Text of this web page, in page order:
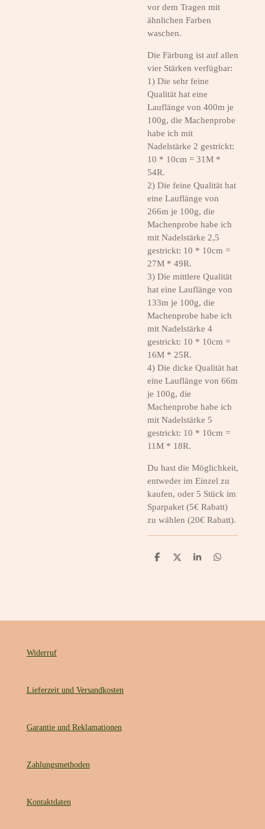
vor dem Tragen mit
ähnlichen Farben
waschen.
Die Färbung ist auf allen
vier Stärken verfügbar:
1) Die sehr feine
Qualität hat eine
Lauflänge von 400m je
100g, die Machenprobe
habe ich mit
Nadelstärke 2 gestrickt:
10 * 10cm = 31M *
54R.
2) Die feine Qualität hat
eine Lauflänge von
266m je 100g, die
Machenprobe habe ich
mit Nadelstärke 2,5
gestrickt: 10 * 10cm =
27M * 49R.
3) Die mittlere Qualität
hat eine Lauflänge von
133m je 100g, die
Machenprobe habe ich
mit Nadelstärke 4
gestrickt: 10 * 10cm =
16M * 25R.
4) Die dicke Qualität hat
eine Lauflänge von 66m
je 100g, die
Machenprobe habe ich
mit Nadelstärke 5
gestrickt: 10 * 10cm =
11M * 18R.
Du hast die Möglichkeit,
entweder im Einzel zu
kaufen, oder 5 Stück im
Sparpaket (5€ Rabatt)
zu wählen (20€ Rabatt).
T
T
T
T
Widerruf
Lieferzeit und Versandkosten
Garantie und Reklamationen
Zahlungsmethoden
Kontaktdaten